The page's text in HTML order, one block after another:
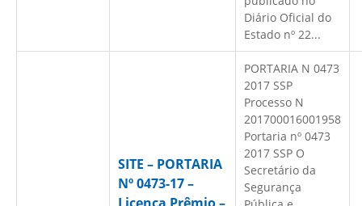
Diário Oficial do
Estado nº 22...
SITE – PORTARIA
Nº 0473-17 –
PORTARIA N 0473
2017 SSP
Processo N
201700016001958
Portaria nº 0473
2017 SSP O
Secretário da
Segurança